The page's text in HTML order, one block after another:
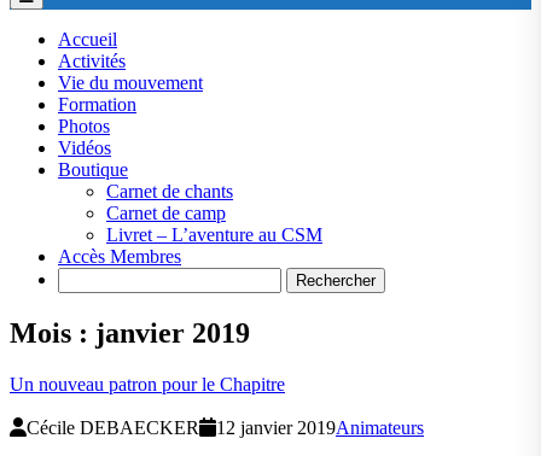
Accueil
Activités
Vie du mouvement
Formation
Photos
Vidéos
Boutique
Carnet de chants
Carnet de camp
Livret – L’aventure au CSM
Accès Membres
Mois : janvier 2019
Un nouveau patron pour le Chapitre
Cécile DEBAECKER 12 janvier 2019Animateurs